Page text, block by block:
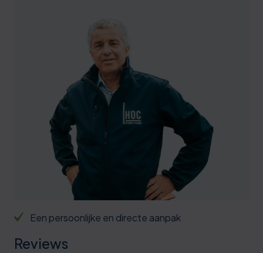
Een persoonlijke en directe aanpak
Reviews